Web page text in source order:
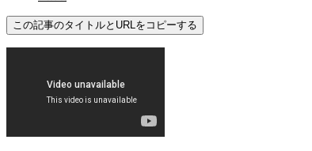
この記事のタイトルとURLをコピーする